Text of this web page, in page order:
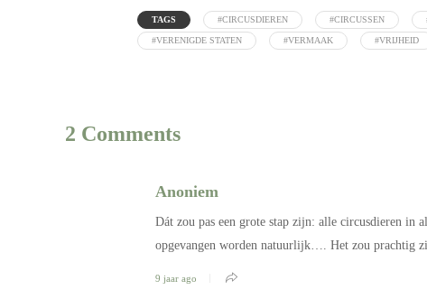
TAGS #CIRCUSDIEREN #CIRCUSSEN
#VERENIGDE STATEN #VERMAAK #VRIJHEID
2 Comments
Anoniem
Dát zou pas een grote stap zijn: alle circusdieren in
opgevangen worden natuurlijk…. Het zou prachtig
9 jaar ago